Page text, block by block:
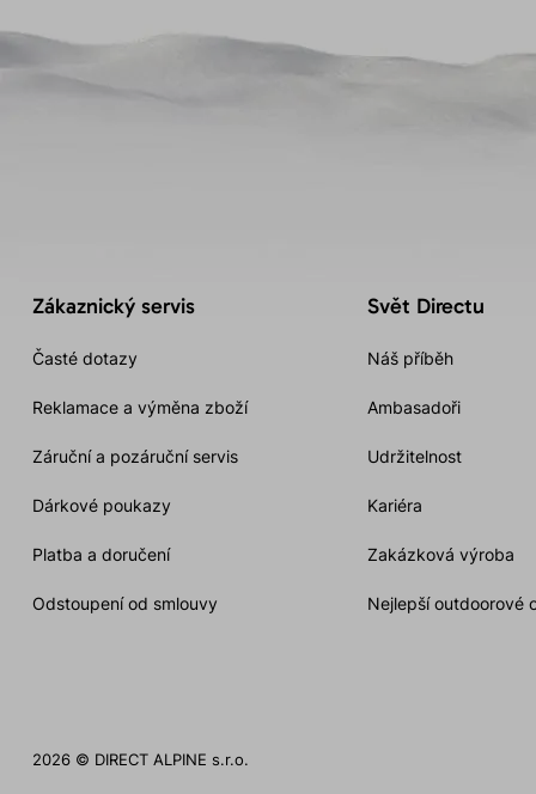
Zákaznický servis
Časté dotazy
Reklamace a výměna zboží
Záruční a pozáruční servis
Dárkové poukazy
Platba a doručení
Odstoupení od smlouvy
Svět Directu
Náš příběh
Ambasadoři
Udržitelnost
Kariéra
Zakázková výroba
Nejlepší outdoorové
2026 © DIRECT ALPINE s.r.o.